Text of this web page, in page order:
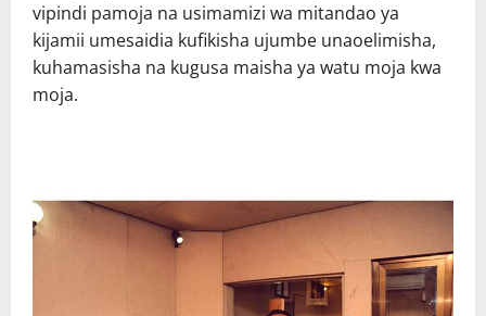
vipindi pamoja na usimamizi wa mitandao ya
kijamii umesaidia kufikisha ujumbe unaoelimisha,
kuhamasisha na kugusa maisha ya watu moja kwa
moja.